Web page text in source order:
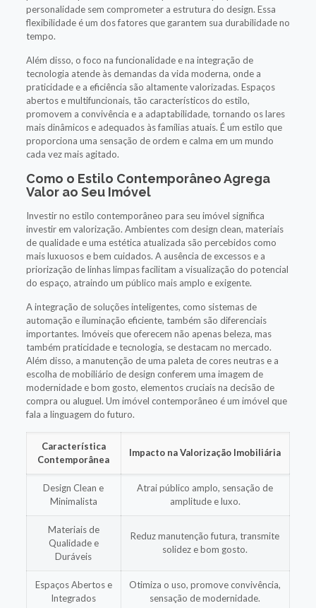
personalidade sem comprometer a estrutura do design. Essa
flexibilidade é um dos fatores que garantem sua durabilidade no
tempo.
Além disso, o foco na funcionalidade e na integração de
tecnologia atende às demandas da vida moderna, onde a
praticidade e a eficiência são altamente valorizadas. Espaços
abertos e multifuncionais, tão característicos do estilo,
promovem a convivência e a adaptabilidade, tornando os lares
mais dinâmicos e adequados às famílias atuais. É um estilo que
proporciona uma sensação de ordem e calma em um mundo
cada vez mais agitado.
Como o Estilo Contemporâneo Agrega
Valor ao Seu Imóvel
Investir no estilo contemporâneo para seu imóvel significa
investir em valorização. Ambientes com design clean, materiais
de qualidade e uma estética atualizada são percebidos como
mais luxuosos e bem cuidados. A ausência de excessos e a
priorização de linhas limpas facilitam a visualização do potencial
do espaço, atraindo um público mais amplo e exigente.
A integração de soluções inteligentes, como sistemas de
automação e iluminação eficiente, também são diferenciais
importantes. Imóveis que oferecem não apenas beleza, mas
também praticidade e tecnologia, se destacam no mercado.
Além disso, a manutenção de uma paleta de cores neutras e a
escolha de mobiliário de design conferem uma imagem de
modernidade e bom gosto, elementos cruciais na decisão de
compra ou aluguel. Um imóvel contemporâneo é um imóvel que
fala a linguagem do futuro.
Característica
Contemporânea
Impacto na Valorização Imobiliária
Design Clean e
Minimalista
Atrai público amplo, sensação de
amplitude e luxo.
Materiais de
Qualidade e
Duráveis
Reduz manutenção futura, transmite
solidez e bom gosto.
Espaços Abertos e
Integrados
Otimiza o uso, promove convivência,
sensação de modernidade.